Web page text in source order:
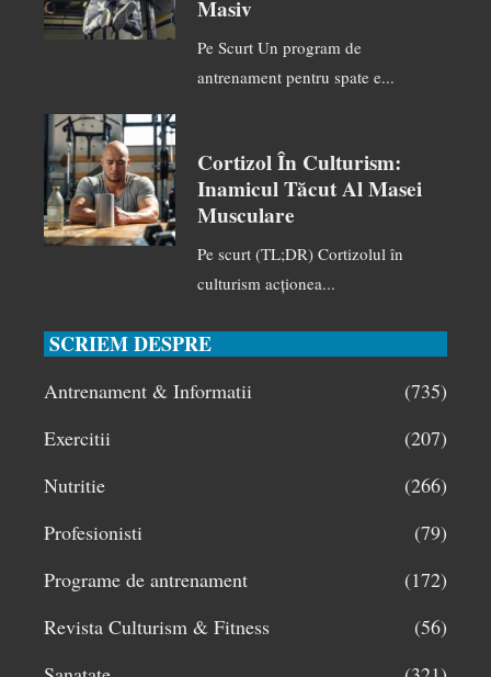
Masiv
Pe Scurt Un program de
antrenament pentru spate e...
Cortizol În Culturism:
Inamicul Tăcut Al Masei
Musculare
Pe scurt (TL;DR) Cortizolul în
culturism acționea...
SCRIEM DESPRE
Antrenament & Informatii
(735)
Exercitii
(207)
Nutritie
(266)
Profesionisti
(79)
Programe de antrenament
(172)
Revista Culturism & Fitness
(56)